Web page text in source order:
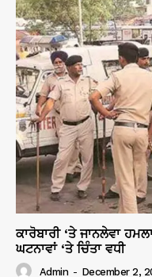
ਕਾਰੋਬਾਰੀ ‘ਤੇ ਜਾਨਲੇਵਾ
ਘਟਨਾਵਾਂ ‘ਤੇ ਚਿੰਤਾ ਵਧੀ
Admin - December 2,